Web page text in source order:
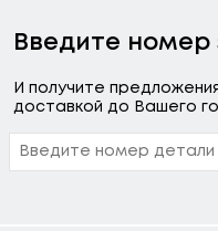
Введите номер
И получите
доставкой до Вашего